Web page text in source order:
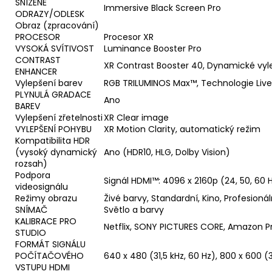
ODRAZY/ODLESK
Immersive Black Screen Pro
Obraz (zpracování)
PROCESOR
Procesor XR
VYSOKÁ SVÍTIVOST
Luminance Booster Pro
CONTRAST
ENHANCER
XR Contrast Booster 40, Dynamické
Vylepšení barev
RGB TRILUMINOS Max™, Technologie
PLYNULÁ GRADACE
BAREV
Ano
Vylepšení zřetelnostiXR Clear image
VYLEPŠENÍ POHYBU
XR Motion Clarity, automatický režim
Kompatibilita HDR
(vysoký dynamický
rozsah)
Ano (HDR10, HLG, Dolby Vision)
Podpora
videosignálu
Signál HDMI™: 4096 x 2160p (24, 50, 60
Režimy obrazu
Živé barvy, Standardní, Kino,
SNÍMAČ
Světlo a barvy
KALIBRACE PRO
STUDIO
Netflix, SONY PICTURES CORE, Amazon
FORMÁT SIGNÁLU
POČÍTAČOVÉHO
VSTUPU HDMI
640 x 480 (31,5 kHz, 60 Hz), 800 x 600